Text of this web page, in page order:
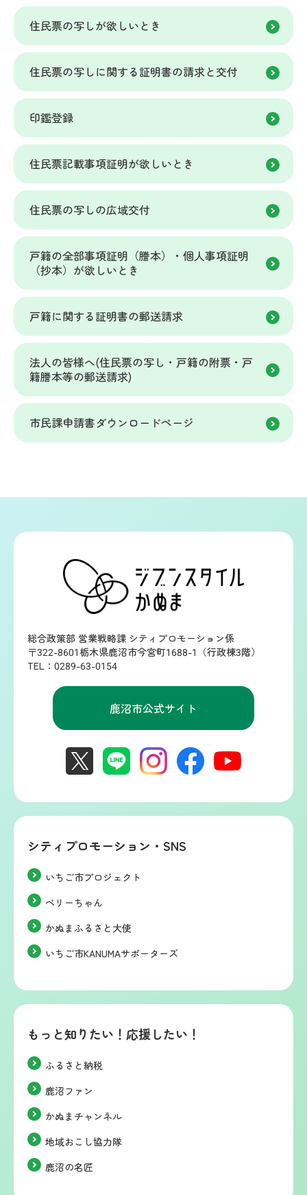
住民票の写しが欲しいとき
住民票の写しに関する証明書の請求と交付
印鑑登録
住民票記載事項証明が欲しいとき
住民票の写しの広域交付
戸籍の全部事項証明（謄本）・個人事項証明
（抄本）が欲しいとき
戸籍に関する証明書の郵送請求
法人の皆様へ(住民票の写し・戸籍の附票・戸
籍謄本等の郵送請求)
市民課申請書ダウンロードページ
総合政策部 営業戦略課 シティプロモーション係
〒322-8601栃木県鹿沼市今宮町1688-1（行政棟3階）
TEL：0289-63-0154
鹿沼市公式サイト
シティプロモーション・SNS
いちご市プロジェクト
ベリーちゃん
かぬまふるさと大使
いちご市KANUMAサポーターズ
もっと知りたい！応援したい！
ふるさと納税
鹿沼ファン
かぬまチャンネル
地域おこし協力隊
鹿沼の名匠